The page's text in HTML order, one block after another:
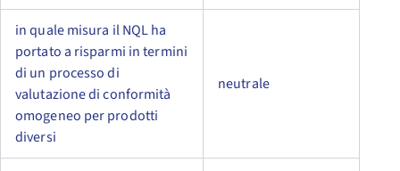
in quale misura il NQL ha
portato a risparmi in termini
di un processo di
valutazione di conformità
omogeneo per prodotti
diversi
neutrale